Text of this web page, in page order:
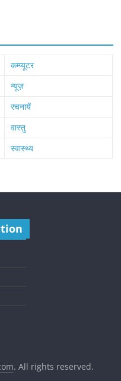
कम्प्यूटर
न्यूज़
रचनायें
वास्तु
स्वास्थ्य
. All rights reserved.